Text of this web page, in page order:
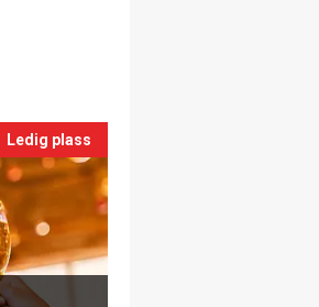
Ledig plass